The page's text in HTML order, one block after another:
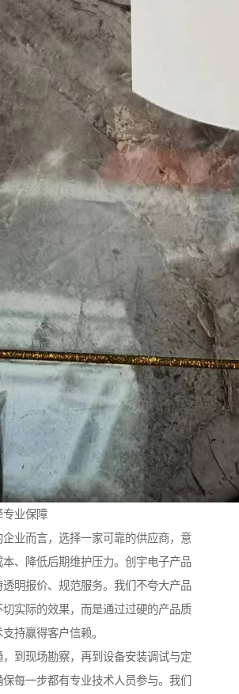
专业保障
企业而言，选择一家可靠的供应商，意
本、降低后期维护压力。创宇电子产品
明报价、规范服务。我们不夸大产品
实际的效果，而是通过过硬的产品质
持赢得客户信赖。
，到现场勘察，再到设备安装调试与定
每一步都有专业技术人员参与。我们